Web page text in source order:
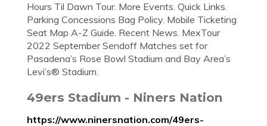
Hours Til Dawn Tour. More Events. Quick Links.
Parking Concessions Bag Policy. Mobile Ticketing
Seat Map A-Z Guide. Recent News. MexTour
2022 September Sendoff Matches set for
Pasadena’s Rose Bowl Stadium and Bay Area’s
Levi’s® Stadium.
49ers Stadium - Niners Nation
https://www.ninersnation.com/49ers-